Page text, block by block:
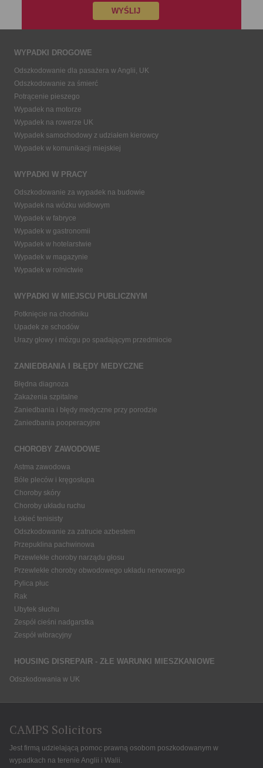
WYPADKI DROGOWE
Odszkodowanie dla pasażera w Anglii, UK
Odszkodowanie za śmierć
Potrącenie pieszego
Wypadek na motorze
Wypadek na rowerze UK
Wypadek samochodowy z udziałem kierowcy
Wypadek w komunikacji miejskiej
WYPADKI W PRACY
Odszkodowanie za wypadek na budowie
Wypadek na wózku widłowym
Wypadek w fabryce
Wypadek w gastronomii
Wypadek w hotelarstwie
Wypadek w magazynie
Wypadek w rolnictwie
WYPADKI W MIEJSCU PUBLICZNYM
Potknięcie na chodniku
Upadek ze schodów
Urazy głowy i mózgu po spadającym przedmiocie
ZANIEDBANIA I BŁĘDY MEDYCZNE
Błędna diagnoza
Zakażenia szpitalne
Zaniedbania i błędy medyczne przy porodzie
Zaniedbania pooperacyjne
CHOROBY ZAWODOWE
Astma zawodowa
Bóle pleców i kręgosłupa
Choroby skóry
Choroby układu ruchu
Łokieć tenisisty
Odszkodowanie za zatrucie azbestem
Przepuklina pachwinowa
Przewlekłe choroby narządu głosu
Przewlekłe choroby obwodowego układu nerwowego
Pylica płuc
Rak
Ubytek słuchu
Zespół cieśni nadgarstka
Zespół wibracyjny
HOUSING DISREPAIR - ZŁE WARUNKI MIESZKANIOWE
Odszkodowania w UK
CAMPS Solicitors
Jest firmą udzielającą pomoc prawną osobom poszkodowanym w
wypadkach na terenie Anglii i Walii.